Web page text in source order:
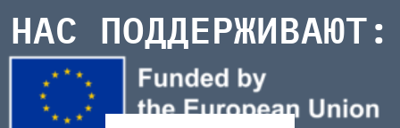
НАС ПОДДЕРЖИВАЮТ: